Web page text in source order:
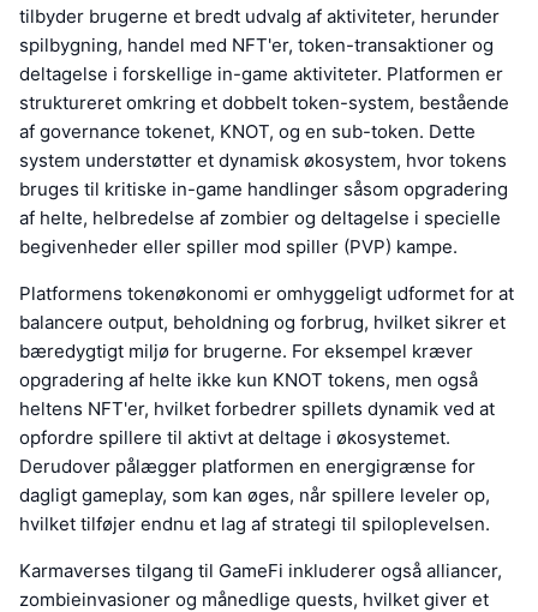
tilbyder brugerne et bredt udvalg af aktiviteter, herunder
spilbygning, handel med NFT'er, token-transaktioner og
deltagelse i forskellige in-game aktiviteter. Platformen er
struktureret omkring et dobbelt token-system, bestående
af governance tokenet, KNOT, og en sub-token. Dette
system understøtter et dynamisk økosystem, hvor tokens
bruges til kritiske in-game handlinger såsom opgradering
af helte, helbredelse af zombier og deltagelse i specielle
begivenheder eller spiller mod spiller (PVP) kampe.
Platformens tokenøkonomi er omhyggeligt udformet for at
balancere output, beholdning og forbrug, hvilket sikrer et
bæredygtigt miljø for brugerne. For eksempel kræver
opgradering af helte ikke kun KNOT tokens, men også
heltens NFT'er, hvilket forbedrer spillets dynamik ved at
opfordre spillere til aktivt at deltage i økosystemet.
Derudover pålægger platformen en energigrænse for
dagligt gameplay, som kan øges, når spillere leveler op,
hvilket tilføjer endnu et lag af strategi til spiloplevelsen.
Karmaverses tilgang til GameFi inkluderer også alliancer,
zombieinvasioner og månedlige quests, hvilket giver et